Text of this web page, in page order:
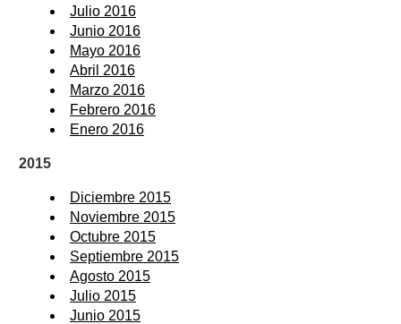
Julio 2016
Junio 2016
Mayo 2016
Abril 2016
Marzo 2016
Febrero 2016
Enero 2016
2015
Diciembre 2015
Noviembre 2015
Octubre 2015
Septiembre 2015
Agosto 2015
Julio 2015
Junio 2015